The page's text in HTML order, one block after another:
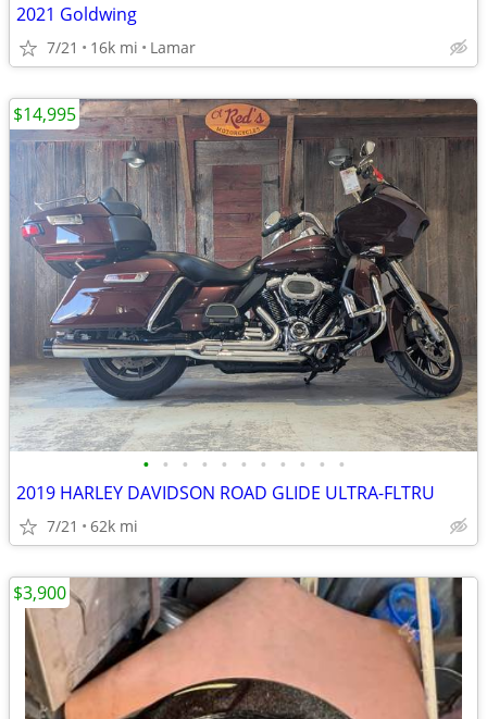
2021 Goldwing
7/21 16k mi Lamar
• • • • • • • • • • •
2019 HARLEY DAVIDSON ROAD GLIDE ULTRA-FLTRU
7/21 62k mi
$14,995
$3,900